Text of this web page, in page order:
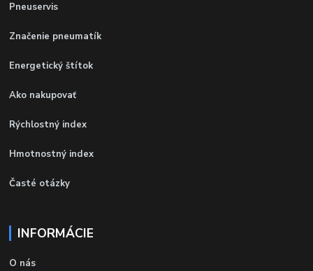
Pneuservis
Značenie pneumatík
Energetický štítok
Ako nakupovať
Rýchlostný index
Hmotnostný index
Časté otázky
INFORMÁCIE
O nás